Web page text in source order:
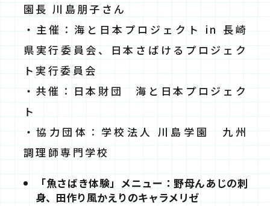
園長 川島朋子さん
・主催：海と日本プロジェクト in 長崎
県実行委員会、⽇本さばけるプロジェク
ト実⾏委員会
・共催：⽇本財団 海と⽇本プロジェク
ト
・協力団体：学校法人 川島学園 九州
調理師専門学校
「魚さばき体験」メニュー：野母んあじの刺
身、田作り風かえりのキャラメリゼ